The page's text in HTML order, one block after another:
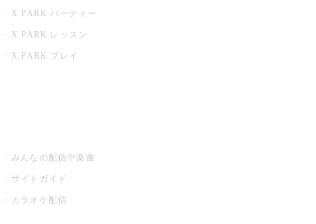
X PARK パーティー
X PARK レッスン
X PARK プレイ
みんなの配信中楽曲
サイトガイド
カラオケ配信